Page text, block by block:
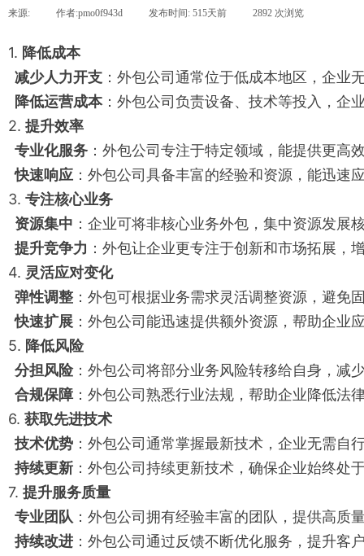
来源: 作者:pmo0f943d 发布时间: 515天前 2892 次浏览
1. 降低成本
减少人力开支 ：外包公司通常位于低成本地区，企业
降低运营成本：外包公司负责设备、技术等投入，企
2. 提升效率
专业化服务 ：外包公司专注于特定领域，能提供更高
快速响应 ：外包公司具备丰富的经验和资源，能迅速
3. 专注核心业务
资源集中 ：企业可将非核心业务外包，集中资源发展
提升竞争力 ：外包让企业更专注于创新和市场拓展，
4. 灵活应对变化
弹性调整 ：外包可根据业务需求灵活调整资源，避免
快速扩展 ：外包公司能迅速提供额外资源，帮助企业
5. 降低风险
分担风险：外包公司将部分业务风险转移给自身，减
合规保障：外包公司熟悉行业法规，帮助企业降低法
6. 获取先进技术
技术优势 ：外包公司通常掌握最新技术，企业无需自
持续更新 ：外包公司持续更新技术，确保企业始终处
7. 提升服务质量
专业团队 ：外包公司拥有经验丰富的团队，提供高质
持续改进 ：外包公司通过反馈不断优化服务，提升客